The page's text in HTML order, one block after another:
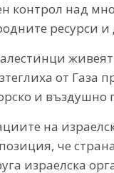
контрол над
ресурси
живеят
от Газа
и въздушно
на
че
израелска